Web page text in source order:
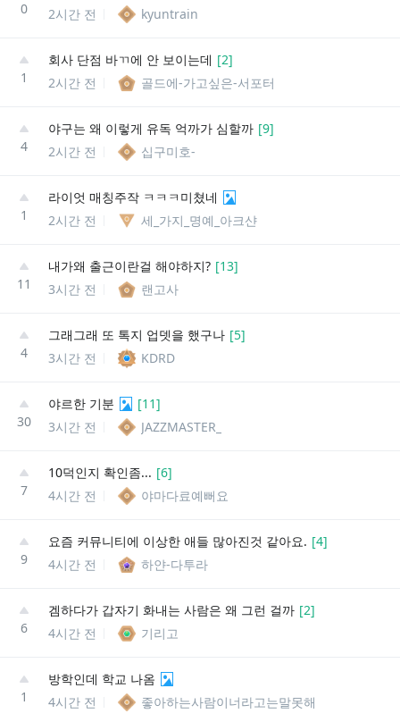
0
2시간 전
kyuntrain
1
회사 단점 바ㄲ에 안 보이는데 [2]
2시간 전
골드에-가고싶은-서포터
4
야구는 왜 이렇게 유독 억까가 심할까 [9]
2시간 전
십구미호-
1
라이엇 매칭주작 ㅋㅋㅋ미쳤네
2시간 전
세_가지_명예_아크샨
11
내가왜 출근이란걸 해야하지? [13]
3시간 전
랜고사
4
그래그래 또 톡지 업뎃을 했구나 [5]
3시간 전
KDRD
30
야르한 기분 [11]
3시간 전
JAZZMASTER_
7
10덕인지 확인좀... [6]
4시간 전
야마다료예뻐요
9
요즘 커뮤니티에 이상한 애들 많아진것 같아요. [4]
4시간 전
하얀-다투라
6
겜하다가 갑자기 화내는 사람은 왜 그런 걸까 [2]
4시간 전
기리고
1
방학인데 학교 나옴
4시간 전
좋아하는사람이너라고는말못해